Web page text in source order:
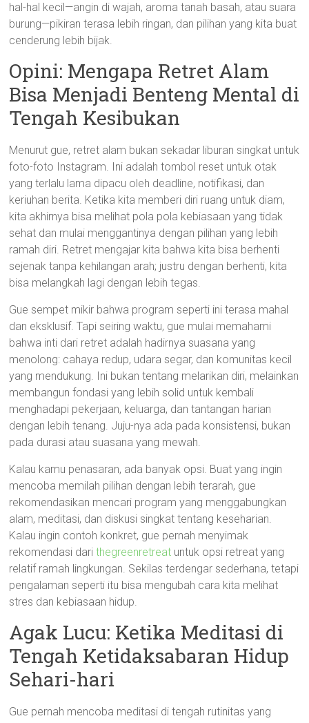
hal-hal kecil—angin di wajah, aroma tanah basah, atau suara
burung—pikiran terasa lebih ringan, dan pilihan yang kita buat
cenderung lebih bijak.
Opini: Mengapa Retret Alam
Bisa Menjadi Benteng Mental di
Tengah Kesibukan
Menurut gue, retret alam bukan sekadar liburan singkat untuk
foto-foto Instagram. Ini adalah tombol reset untuk otak
yang terlalu lama dipacu oleh deadline, notifikasi, dan
keriuhan berita. Ketika kita memberi diri ruang untuk diam,
kita akhirnya bisa melihat pola pola kebiasaan yang tidak
sehat dan mulai menggantinya dengan pilihan yang lebih
ramah diri. Retret mengajar kita bahwa kita bisa berhenti
sejenak tanpa kehilangan arah; justru dengan berhenti, kita
bisa melangkah lagi dengan lebih tegas.
Gue sempet mikir bahwa program seperti ini terasa mahal
dan eksklusif. Tapi seiring waktu, gue mulai memahami
bahwa inti dari retret adalah hadirnya suasana yang
menolong: cahaya redup, udara segar, dan komunitas kecil
yang mendukung. Ini bukan tentang melarikan diri, melainkan
membangun fondasi yang lebih solid untuk kembali
menghadapi pekerjaan, keluarga, dan tantangan harian
dengan lebih tenang. Juju-nya ada pada konsistensi, bukan
pada durasi atau suasana yang mewah.
Kalau kamu penasaran, ada banyak opsi. Buat yang ingin
mencoba memilah pilihan dengan lebih terarah, gue
rekomendasikan mencari program yang menggabungkan
alam, meditasi, dan diskusi singkat tentang keseharian.
Kalau ingin contoh konkret, gue pernah menyimak
rekomendasi darithegreenretreat untuk opsi retreat yang
relatif ramah lingkungan. Sekilas terdengar sederhana, tetapi
pengalaman seperti itu bisa mengubah cara kita melihat
stres dan kebiasaan hidup.
Agak Lucu: Ketika Meditasi di
Tengah Ketidaksabaran Hidup
Sehari-hari
Gue pernah mencoba meditasi di tengah rutinitas yang